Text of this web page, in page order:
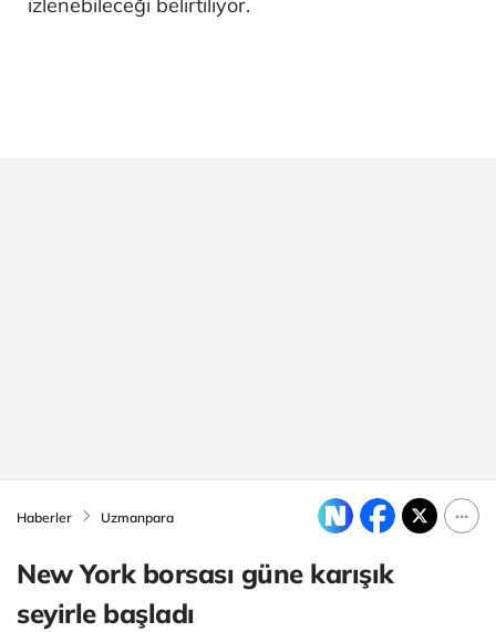
izlenebileceği belirtiliyor.
Haberler Uzmanpara
New York borsası güne karışık
seyirle başladı